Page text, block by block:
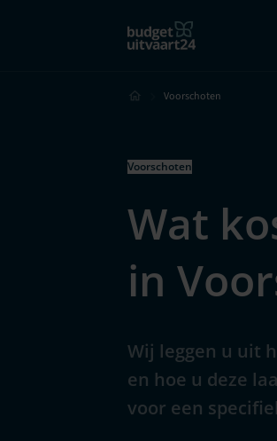
Voorschoten
Voorschoten
Wat
in
Wij leggen u uit
en hoe u deze
voor een